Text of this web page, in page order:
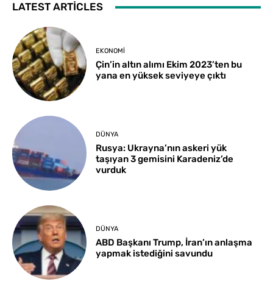
LATEST ARTICLES
EKONOMI
Çin’in altın alımı Ekim 2023’ten bu
yana en yüksek seviyeye çıktı
DÜNYA
Rusya: Ukrayna’nın askeri yük
taşıyan 3 gemisini Karadeniz’de
vurduk
DÜNYA
ABD Başkanı Trump, İran’ın anlaşma
yapmak istediğini savundu